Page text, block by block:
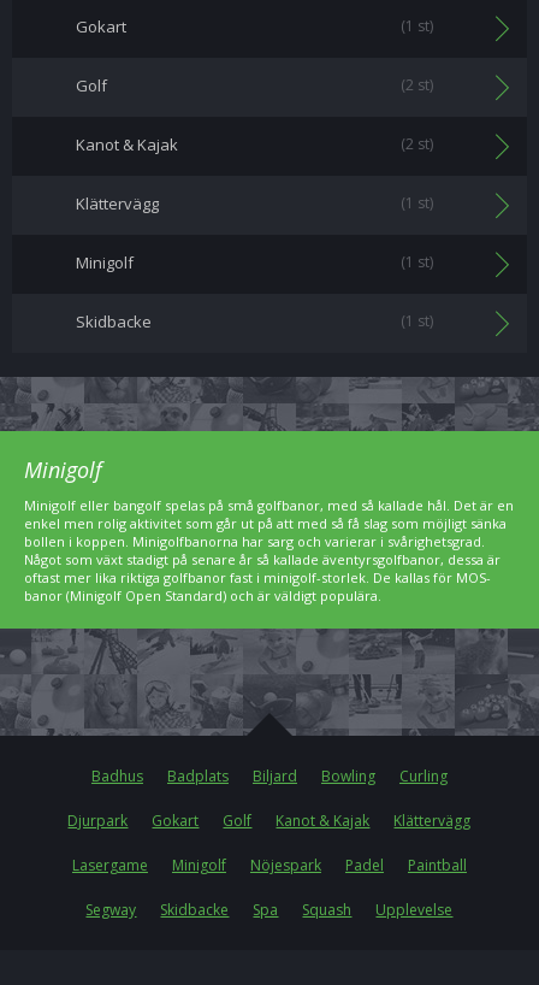
Gokart (1 st)
Golf (2 st)
Kanot & Kajak (2 st)
Klättervägg (1 st)
Minigolf (1 st)
Skidbacke (1 st)
Minigolf
Minigolf eller bangolf spelas på små golfbanor, med så kallade hål. Det är en
enkel men rolig aktivitet som går ut på att med så få slag som möjligt sänka
bollen i koppen. Minigolfbanorna har sarg och varierar i svårighetsgrad.
Något som växt stadigt på senare år så kallade äventyrsgolfbanor, dessa är
oftast mer lika riktiga golfbanor fast i minigolf-storlek. De kallas för MOS-
banor (Minigolf Open Standard) och är väldigt populära.
Badhus Badplats Biljard Bowling Curling
Djurpark Gokart Golf Kanot & Kajak Klättervägg
Lasergame Minigolf Nöjespark Padel Paintball
Segway Skidbacke Spa Squash Upplevelse